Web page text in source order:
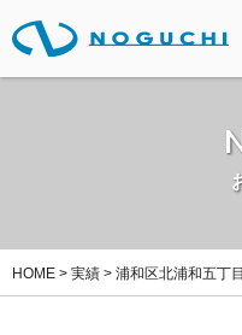
HOME > 実績 > 浦和区北浦和五丁